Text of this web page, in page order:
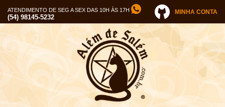
ATENDIMENTO DE SEG A SEX DAS 10H ÀS 17H
(54) 98145-5232
MINHA CONTA